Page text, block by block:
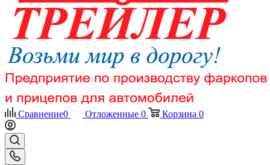
Сравнение0 Отложенные 0 Корзина 0